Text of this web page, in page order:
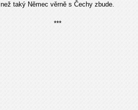
než taký Němec věrně s Čechy zbude.
***